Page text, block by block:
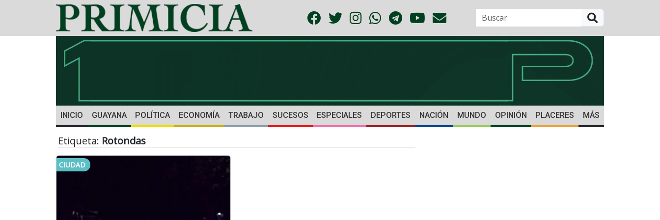
INICIO GUAYANA POLÍTICA ECONOMÍA TRABAJO SUCESOS ESPECIALES DEPORTES NACIÓN MUNDO OPINIÓN PLACERES MÁS
Etiqueta: Rotondas
CIUDAD